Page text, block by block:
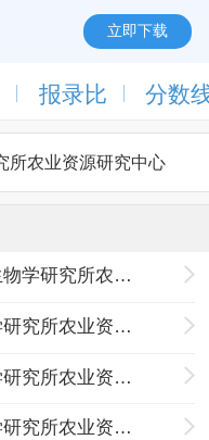
立即下载
报录比 分数
2021年中国科学院遗传与发育生物学研究所农业资源研究中心调剂志愿考生复试名单
2021年中科院遗传与发育生物学研究所农业资源研究中心招收硕士调剂考生公告
2018年中科院遗传与发育生物学研究所农业资源研究中心考研调剂信息（新）
2018年中科院遗传与发育生物学研究所农业资源研究中心考研调剂信息